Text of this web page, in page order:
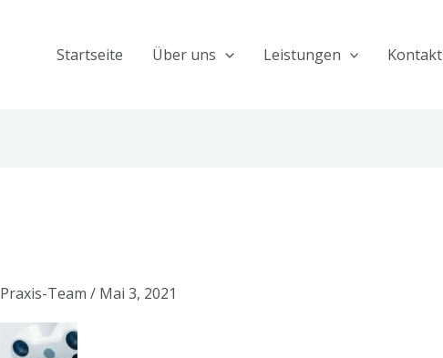
Startseite Über uns Leistungen Kontakt
Praxis-Team / Mai 3, 2021